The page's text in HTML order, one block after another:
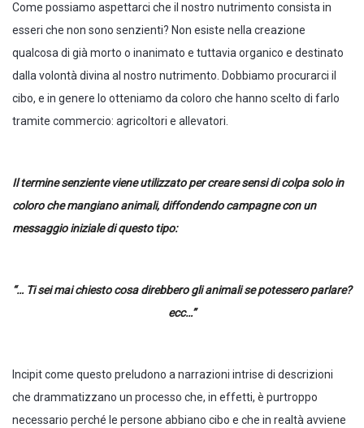
Come possiamo aspettarci che il nostro nutrimento consista in
esseri che non sono senzienti? Non esiste nella creazione
qualcosa di già morto o inanimato e tuttavia organico e destinato
dalla volontà divina al nostro nutrimento. Dobbiamo procurarci il
cibo, e in genere lo otteniamo da coloro che hanno scelto di farlo
tramite commercio: agricoltori e allevatori.
Il termine senziente viene utilizzato per creare sensi di colpa solo in
coloro che mangiano animali, diffondendo campagne con un
messaggio iniziale di questo tipo:
“… Ti sei mai chiesto cosa direbbero gli animali se potessero parlare?
ecc…”
Incipit come questo preludono a narrazioni intrise di descrizioni
che drammatizzano un processo che, in effetti, è purtroppo
necessario perché le persone abbiano cibo e che in realtà avviene